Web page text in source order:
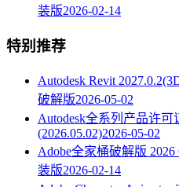
装版2026-02-14
特别推荐
Autodesk Revit
破解版2026-05-02
Autodesk全系列产品许
(2026.05.02)2026-05-02
Adobe全家桶破解版
装版2026-02-14